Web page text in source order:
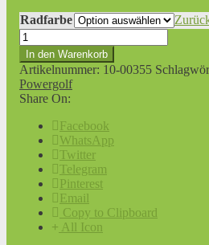
Radfarbe
Elektrotrolley
PG-
Powergolf
Nitro
Flat
Steel
Menge
In den Warenkorb
Artikelnummer: 10-00355
Powergolf
Share On:
Facebook
WhatsApp
Twitter
Telegram
Pinterest
Email
Copy to Clipboard
All Icon